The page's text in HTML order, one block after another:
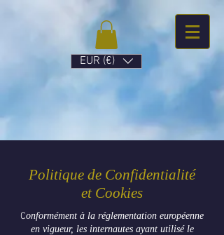
EUR (€)
Politique de Confidentialité
et Cookies
Conformément à la réglementation européenne
en vigueur, les internautes ayant utilisé le